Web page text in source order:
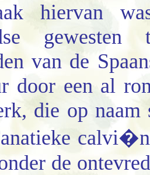
hiervan
van de
door een al
die op
de